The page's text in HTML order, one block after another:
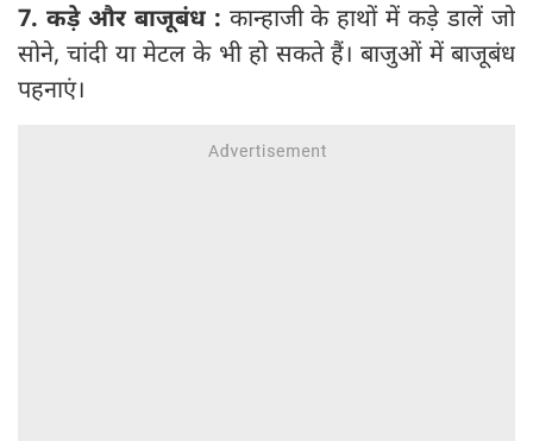
7. कड़े और बाजूबंध : कान्हाजी के हाथों में कड़े डालें जो
सोने, चांदी या मेटल के भी हो सकते हैं। बाजुओं में बाजूबंध
पहनाएं।